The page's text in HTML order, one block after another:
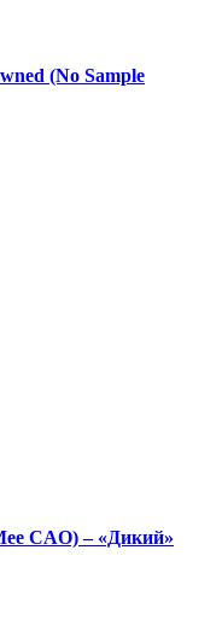
(No Sample
CAO) – «Дикий»